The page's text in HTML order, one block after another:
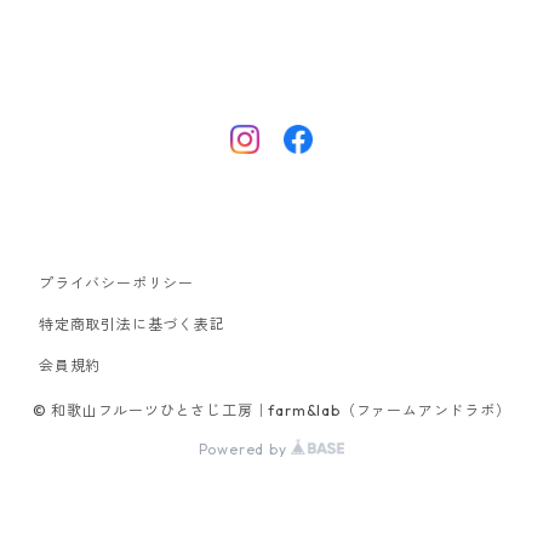
プライバシーポリシー
特定商取引法に基づく表記
会員規約
© 和歌山フルーツひとさじ工房｜farm&lab（ファームアンドラボ）
Powered by